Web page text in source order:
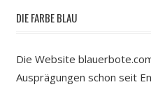
DIE FARBE BLAU
Die Website
Ausprägungen schon seit